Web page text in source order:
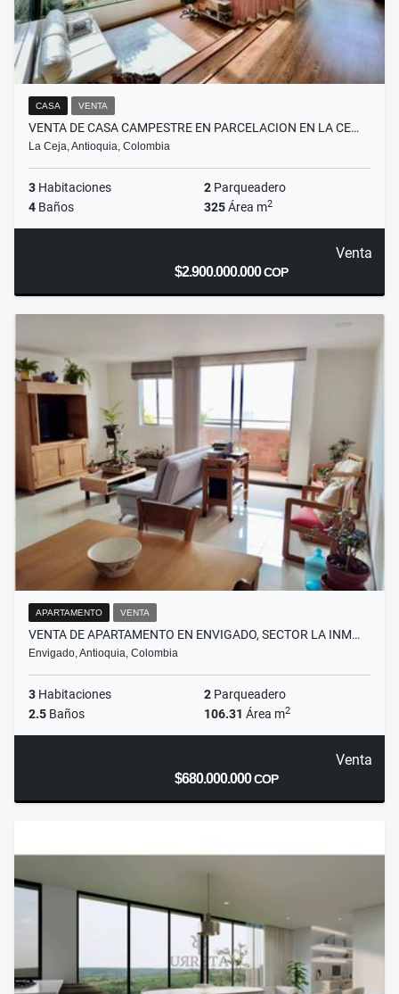
CASA VENTA
VENTA DE CASA CAMPESTRE EN PARCELACION EN LA CE…
La Ceja, Antioquia, Colombia
3 Habitaciones 2 Parqueadero
4 Baños 325Área m2
Venta
$2.900.000.000COP
APARTAMENTO VENTA
VENTA DE APARTAMENTO EN ENVIGADO, SECTOR LA INM…
Envigado, Antioquia, Colombia
3 Habitaciones 2 Parqueadero
2.5 Baños 106.31 Área m2
Venta
$680.000.000COP